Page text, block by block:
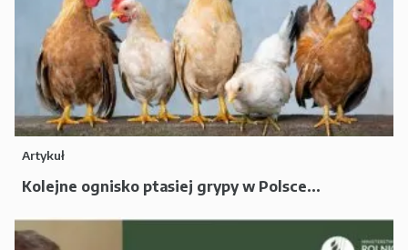
Artykuł
Kolejne ognisko ptasiej grypy w Polsce...